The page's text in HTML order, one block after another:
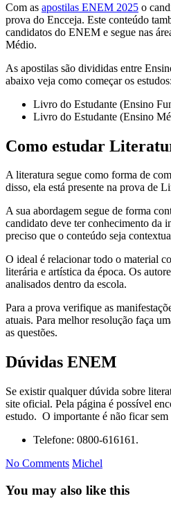
Com as apostilas ENEM 2025 o
prova do Encceja. Este conteúdo
candidatos do ENEM e segue nas
Médio.
As apostilas são divididas entre
abaixo veja como começar os estudos:
Livro do Estudante (Ensino
Livro do Estudante (Ensino
Como estudar
A literatura segue como forma de
disso, ela está presente na prova de
A sua abordagem segue de forma
candidato deve ter conhecimento da
preciso que o conteúdo seja
O ideal é relacionar todo o material
literária e artística da época. Os
analisados dentro da escola.
Para a prova verifique as
atuais. Para melhor resolução faça
as questões.
Dúvidas ENEM
Se existir qualquer dúvida sobre
site oficial. Pela página é possível
estudo. O importante é não ficar sem
Telefone: 0800-616161.
No Comments Michel
You may also like this